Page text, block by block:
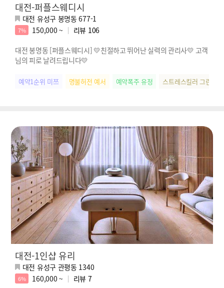
대전-퍼플스웨디시
대전 유성구 봉명동 677-1
7% 150,000 ~ 리뷰 106
대전 봉명동 [퍼플스웨디시] 💛친절하고 뛰어난 실력의 관리사💛 고객
님의 피로 날려드립니다💛
예약1순위 미쯔 명불허전 예서 예약폭주 유정 스트레스킬러 그린
대전-1인샵 유리
대전 유성구 관평동 1340
6% 160,000 ~ 리뷰 7